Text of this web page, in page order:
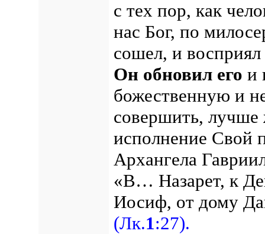
с тех пор, как
нас Бог, по
сошел, и
Он обновил его и
божественную и
совершить, лучше
исполнение Свой
Архангела
«В… Назарет, к
Иосиф, от дому
(Лк.1:27).